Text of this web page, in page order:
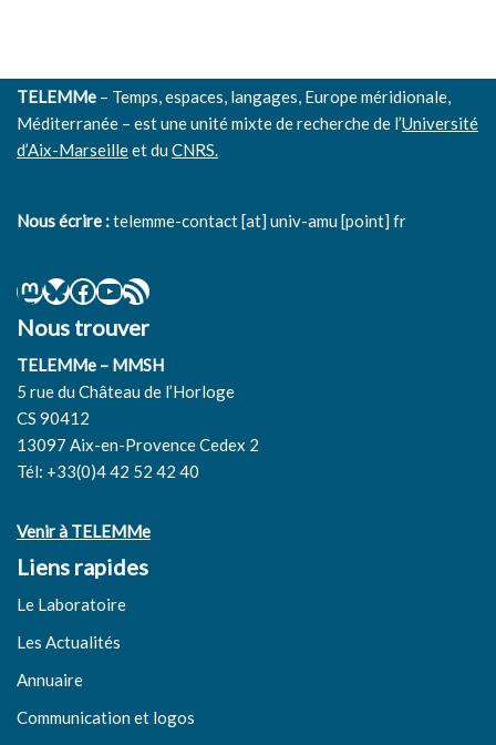
TELEMMe – Temps, espaces, langages, Europe méridionale,
Méditerranée – est une unité mixte de recherche de l’Université
d’Aix-Marseilleet duCNRS.
Nous écrire :telemme-contact [at] univ-amu [point] fr
Nous trouver
TELEMMe – MMSH
5 rue du Château de l’Horloge
CS 90412
13097 Aix-en-Provence Cedex 2
Tél: +33(0)4 42 52 42 40
Venir à TELEMMe
Liens rapides
Le Laboratoire
Les Actualités
Annuaire
Communication et logos